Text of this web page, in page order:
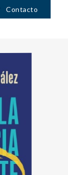
Contacto